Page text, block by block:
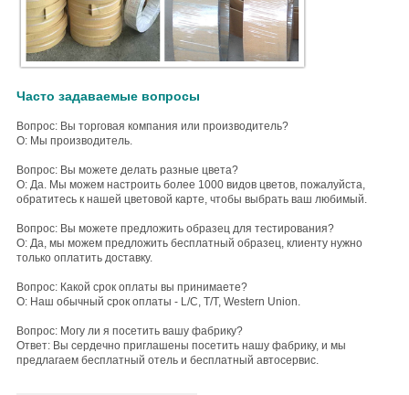
Часто задаваемые вопросы
Вопрос: Вы торговая компания или производитель?
О: Мы производитель.
Вопрос: Вы можете делать разные цвета?
О: Да. Мы можем настроить более 1000 видов цветов, пожалуйста,
обратитесь к нашей цветовой карте, чтобы выбрать ваш любимый.
Вопрос: Вы можете предложить образец для тестирования?
О: Да, мы можем предложить бесплатный образец, клиенту нужно
только оплатить доставку.
Вопрос: Какой срок оплаты вы принимаете?
О: Наш обычный срок оплаты - L/C, T/T, Western Union.
Вопрос: Могу ли я посетить вашу фабрику?
Ответ: Вы сердечно приглашены посетить нашу фабрику, и мы
предлагаем бесплатный отель и бесплатный автосервис.